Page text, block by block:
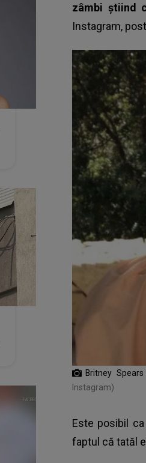
zâmbi ştiind
Instagram,
Britney
Instagram)
Este posibil
faptul că tatăl